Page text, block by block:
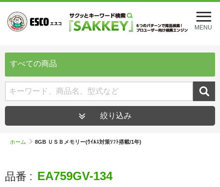
メ
ニ
ュ
を
MENU
すべての商品
絞り込み
ホーム 8GB ＵＳＢメモリー(ｳｲﾙｽ対策ｿﾌﾄ搭載/1年)
品番 : EA759GV-134